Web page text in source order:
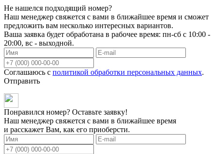
Не нашелся подходящий номер?
Наш менеджер свяжется с вами в ближайшее время и сможет
предложить вам несколько интересных вариантов.
Ваша заявка будет обработана в рабочее время: пн-сб с 10:00 -
20:00, вс - выходной.
Соглашаюсь с политикой обработки персональных данных.
Отправить
Понравился номер? Оставьте заявку!
Наш менеджер свяжется с вами в ближайшее время
и расскажет Вам, как его приоберсти.